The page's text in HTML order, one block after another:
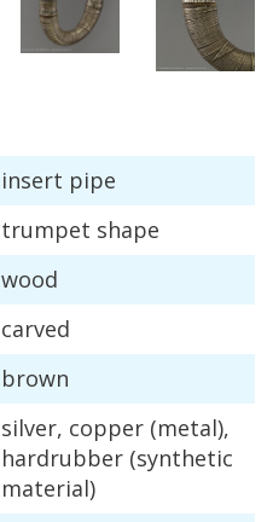
insert pipe
trumpet shape
wood
carved
brown
silver, copper (metal),
hardrubber (synthetic
material)